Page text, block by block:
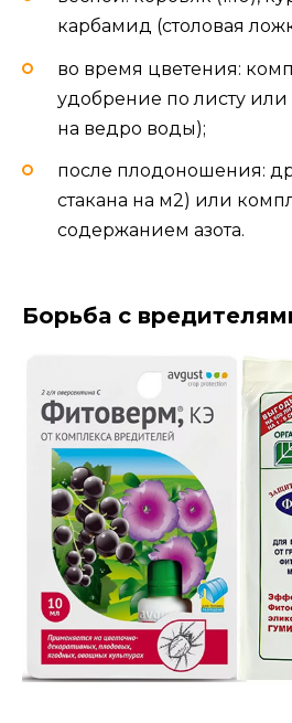
карбамид (столовая
во время цветения:
удобрение по листу или
на ведро воды);
после плодоношения:
стакана на м2) или
содержанием азота.
Борьба с